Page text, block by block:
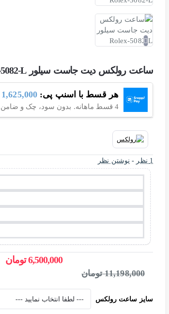
ساعت رولکس دیت جاست سیلور Rolex-5082-L
هر قسط با اسنپ پی: 1,625,000 تومان
4 قسط ماهانه. بدون سود، چک و ضامن.
1 نظر - نوشتن نظر
6,500,000 تومان
11,198,000 تومان
سایز ساعت رولکس